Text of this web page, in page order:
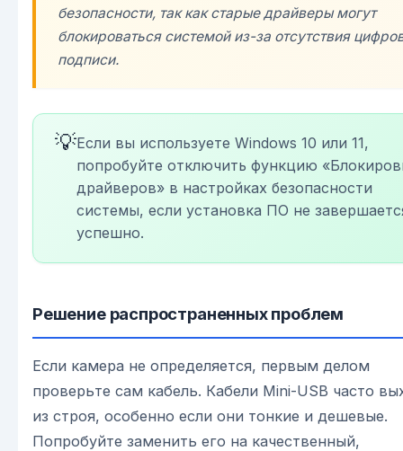
безопасности, так как старые драйверы могут
блокироваться системой из-за отсутствия
подписи.
💡Если вы используете Windows 10 или 11,
попробуйте отключить функцию
драйверов» в настройках безопасности
системы, если установка ПО не
успешно.
Решение распространенных проблем
Если камера не определяется, первым делом
проверьте сам кабель. Кабели Mini-USB часто
из строя, особенно если они тонкие и дешевые.
Попробуйте заменить его на качественный,